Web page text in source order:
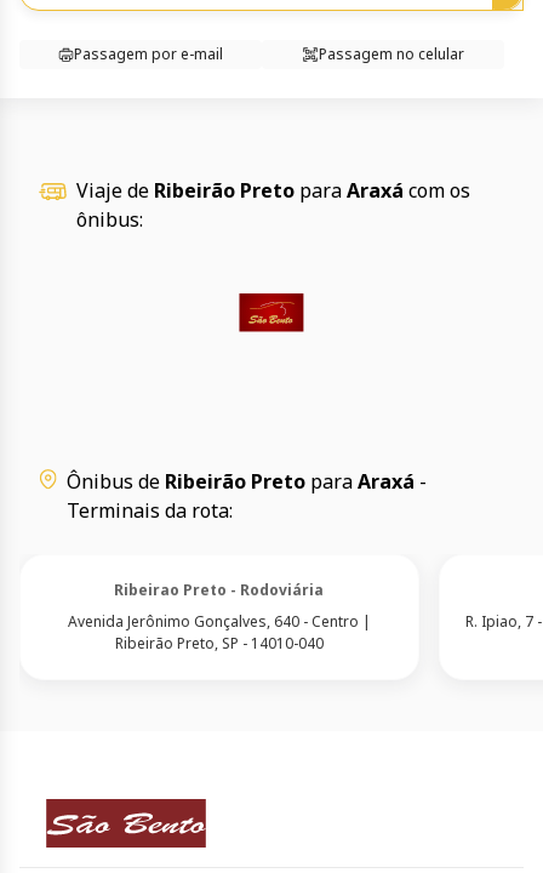
Passagem por e-mail Passagem no celular
Viaje de Ribeirão PretoparaAraxá com os
ônibus:
Ônibus de Ribeirão Preto paraAraxá -
Terminais da rota:
Ribeirao Preto - Rodoviária
Avenida Jerônimo Gonçalves, 640 - Centro |
Ribeirão Preto, SP - 14010-040
R. Ipiao, 7